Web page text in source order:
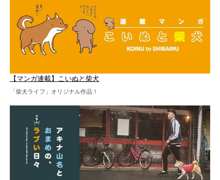
【マンガ連載】こいぬと柴犬
「柴犬ライフ」オリジナル作品！